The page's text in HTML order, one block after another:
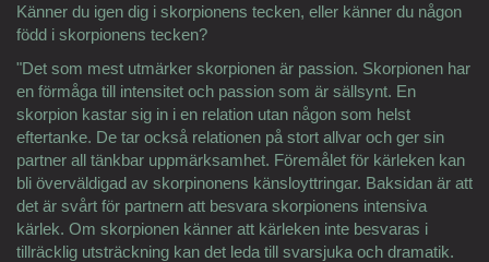
Känner du igen dig i skorpionens tecken, eller känner du någon
född i skorpionens tecken?
"Det som mest utmärker skorpionen är passion. Skorpionen har
en förmåga till intensitet och passion som är sällsynt. En
skorpion kastar sig in i en relation utan någon som helst
eftertanke. De tar också relationen på stort allvar och ger sin
partner all tänkbar uppmärksamhet. Föremålet för kärleken kan
bli överväldigad av skorpinonens känsloyttringar. Baksidan är att
det är svårt för partnern att besvara skorpionens intensiva
kärlek. Om skorpionen känner att kärleken inte besvaras i
tillräcklig utsträckning kan det leda till svarsjuka och dramatik.